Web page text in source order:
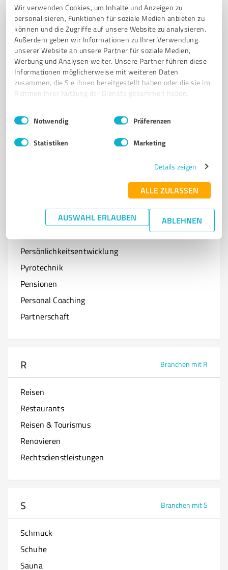
Wir verwenden Cookies, um Inhalte und Anzeigen zu
personalisieren, Funktionen für soziale Medien anbieten zu
können und die Zugriffe auf unsere Website zu analysieren.
Außerdem geben wir Informationen zu Ihrer Verwendung
unserer Website an unsere Partner für soziale Medien,
Werbung und Analysen weiter. Unsere Partner führen diese
Informationen möglicherweise mit weiteren Daten
zusammen, die Sie ihnen bereitgestellt haben oder die sie im
Rahmen Ihrer Nutzung der Dienste gesammelt haben.
Impressum Datenschutzbestimmungen
Einwilligungsauswahl
Notwendig Präferenzen
Statistiken Marketing
Details zeigen
ALLE ZULASSEN
AUSWAHL ERLAUBEN ABLEHNEN
Natur & Umwelt
Nagelstudios
O Branchen mit O
Optiker
Onlineshops
Branchen mit P
Persönlichkeitsentwicklung
Pyrotechnik
Pensionen
Personal Coaching
Partnerschaft
R Branchen mit R
Reisen
Restaurants
Reisen & Tourismus
Renovieren
Rechtsdienstleistungen
S Branchen mit S
Schmuck
Schuhe
Sauna